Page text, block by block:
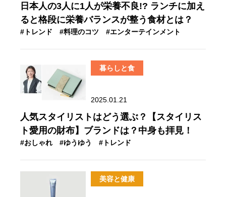
日本人の3人に1人が栄養不良!? ランチに加え
ると格段に栄養バランスが整う食材とは？
#トレンド #料理のコツ #エンターテインメント
暮らしと食
2025.01.21
人気スタイリストはどう選ぶ？【スタイリス
ト愛用の財布】ブランドは？中身も拝見！
#おしゃれ #ゆうゆう #トレンド
美容と健康